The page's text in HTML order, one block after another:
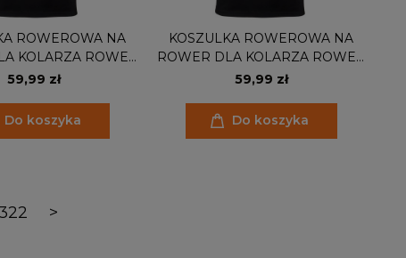
ROWEROWA NA
KOLARZA ROWER
SPIN CLASS
59,99 zł
Do koszyka
KOSZULKA ROWEROWA NA
ROWER DLA KOLARZA ROWER
I CYCLE
59,99 zł
Do koszyka
>